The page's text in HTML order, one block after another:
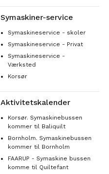
Symaskiner-service
Symaskineservice - skoler
Symaskineservice - Privat
Symaskineservice -
Værksted
Korsør
Aktivitetskalender
Korsør. Symaskinebussen
kommer til Baliquilt
Bornholm. Symaskinebussen
kommer til Bornholm
FAARUP - Symaskine bussen
komme til Quiltefant